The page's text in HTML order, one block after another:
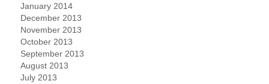
January 2014
December 2013
November 2013
October 2013
September 2013
August 2013
July 2013